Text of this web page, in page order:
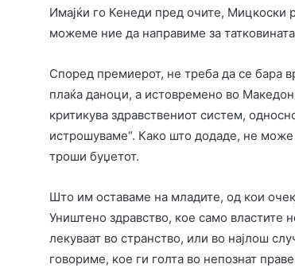
Имајќи го Кенеди пред очите, Мицкоски
можеме ние да направиме за
Според премиерот, не треба да се бара
плаќа даноци, а истовремено во
критикува здравствениот систем,
истрошуваме“. Како што додаде, не
троши буџетот.
Што им оставаме на младите, од кои
Уништено здравство, кое само властите
лекуваат во странство, или во најлош
говориме, кое ги голта во непознат